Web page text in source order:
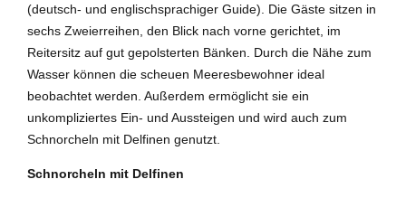
(deutsch- und englischsprachiger Guide). Die Gäste sitzen in
sechs Zweierreihen, den Blick nach vorne gerichtet, im
Reitersitz auf gut gepolsterten Bänken. Durch die Nähe zum
Wasser können die scheuen Meeresbewohner ideal
beobachtet werden. Außerdem ermöglicht sie ein
unkompliziertes Ein- und Aussteigen und wird auch zum
Schnorcheln mit Delfinen genutzt.
Schnorcheln mit Delfinen